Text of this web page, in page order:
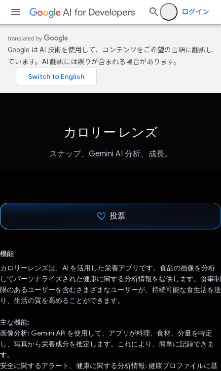
ログイン
Google は AI 技術を使用して、コンテンツをご希望の言語に翻訳し
ています。AI 翻訳には誤りが含まれる場合があります。
カロリー レンズ
スナップ、Gemini AI 分析、成長。
投票
機能
カロリーレンズは、AI を活用した栄養アプリです。食品の画像を分析
してパーソナライズされた健康に関する分析情報を提供します。食事制
限のあるユーザーを含むさまざまなユーザーが、持続可能な食生活を送
り、生活の質を高めることができます。
主な機能:
画像分析: Gemini API を使用して、アプリが料理、食材、分量を特定
し、写真から栄養成分を推定します。これにより、簡単に記録できま
す。
安全に関するアラート、健康に関する分析情報: 健康プロファイルに基